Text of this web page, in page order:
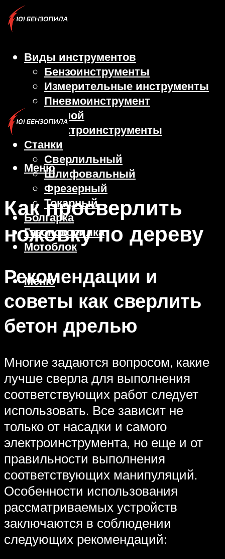
Виды инструментов
Бензоинструменты
Измерительные инструменты
Пневмоинструмент
Ручной
Электроинструменты
Станки
Сверлильный
Шлифовальный
Фрезерный
Токарный
Болгарка
Газонокосилка
Мотоблок
Меню
Меню
Как просверлить
ножовку по дереву
Рекомендации и
советы как сверлить
бетон дрелью
Многие задаются вопросом, какие
лучше сверла для выполнения
соответствующих работ следует
использовать. Все зависит не
только от насадки и самого
электроинструмента, но еще и от
правильности выполнения
соответствующих манипуляций.
Особенности использования
рассматриваемых устройств
заключаются в соблюдении
следующих рекомендаций: